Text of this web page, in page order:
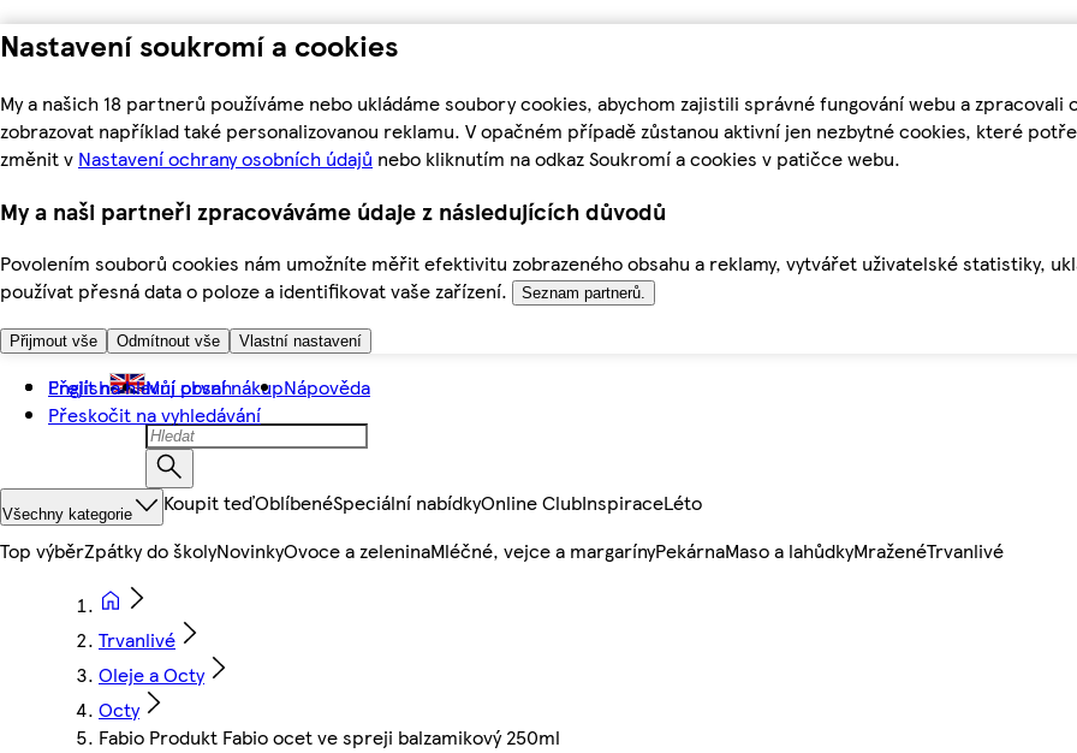
Nastavení soukromí a cookies
My a našich 18 partnerů používáme nebo ukládáme soubory cookies, abychom zajistili správné fungování webu a
zobrazovat například také personalizovanou reklamu. V opačném případě zůstanou aktivní jen nezbytné cookies, které
změnit v Nastavení ochrany osobních údajů nebo kliknutím na odkaz Soukromí a cookies v patičce webu.
My a naši partneři zpracováváme údaje z následujících důvodů
Povolením souborů cookies nám umožníte měřit efektivitu zobrazeného obsahu a reklamy, vytvářet uživatelské statistiky,
používat přesná data o poloze a identifikovat vaše zařízení.
Seznam partnerů.
Přijmout vše Odmítnout vše Vlastní nastavení
Přejít na hlavní obsah
Přeskočit na vyhledávání
English Můj první nákupNápověda
Všechny kategorie Koupit teďOblíbenéSpeciální nabídkyOnline ClubInspiraceLéto
Top výběrZpátky do školyNovinkyOvoce a zeleninaMléčné, vejce a margarínyPekárnaMaso a lahůdkyMraženéTrvanlivé
Trvanlivé
Oleje a Octy
Octy
Fabio Produkt Fabio ocet ve spreji balzamikový 250ml